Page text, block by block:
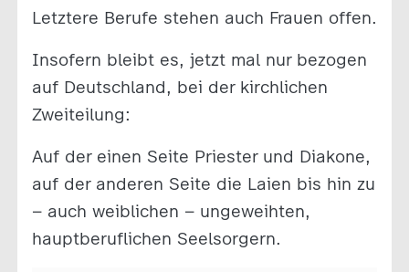
Letztere Berufe stehen auch Frauen offen.
Insofern bleibt es, jetzt mal nur bezogen
auf Deutschland, bei der kirchlichen
Zweiteilung:
Auf der einen Seite Priester und Diakone,
auf der anderen Seite die Laien bis hin zu
– auch weiblichen – ungeweihten,
hauptberuflichen Seelsorgern.